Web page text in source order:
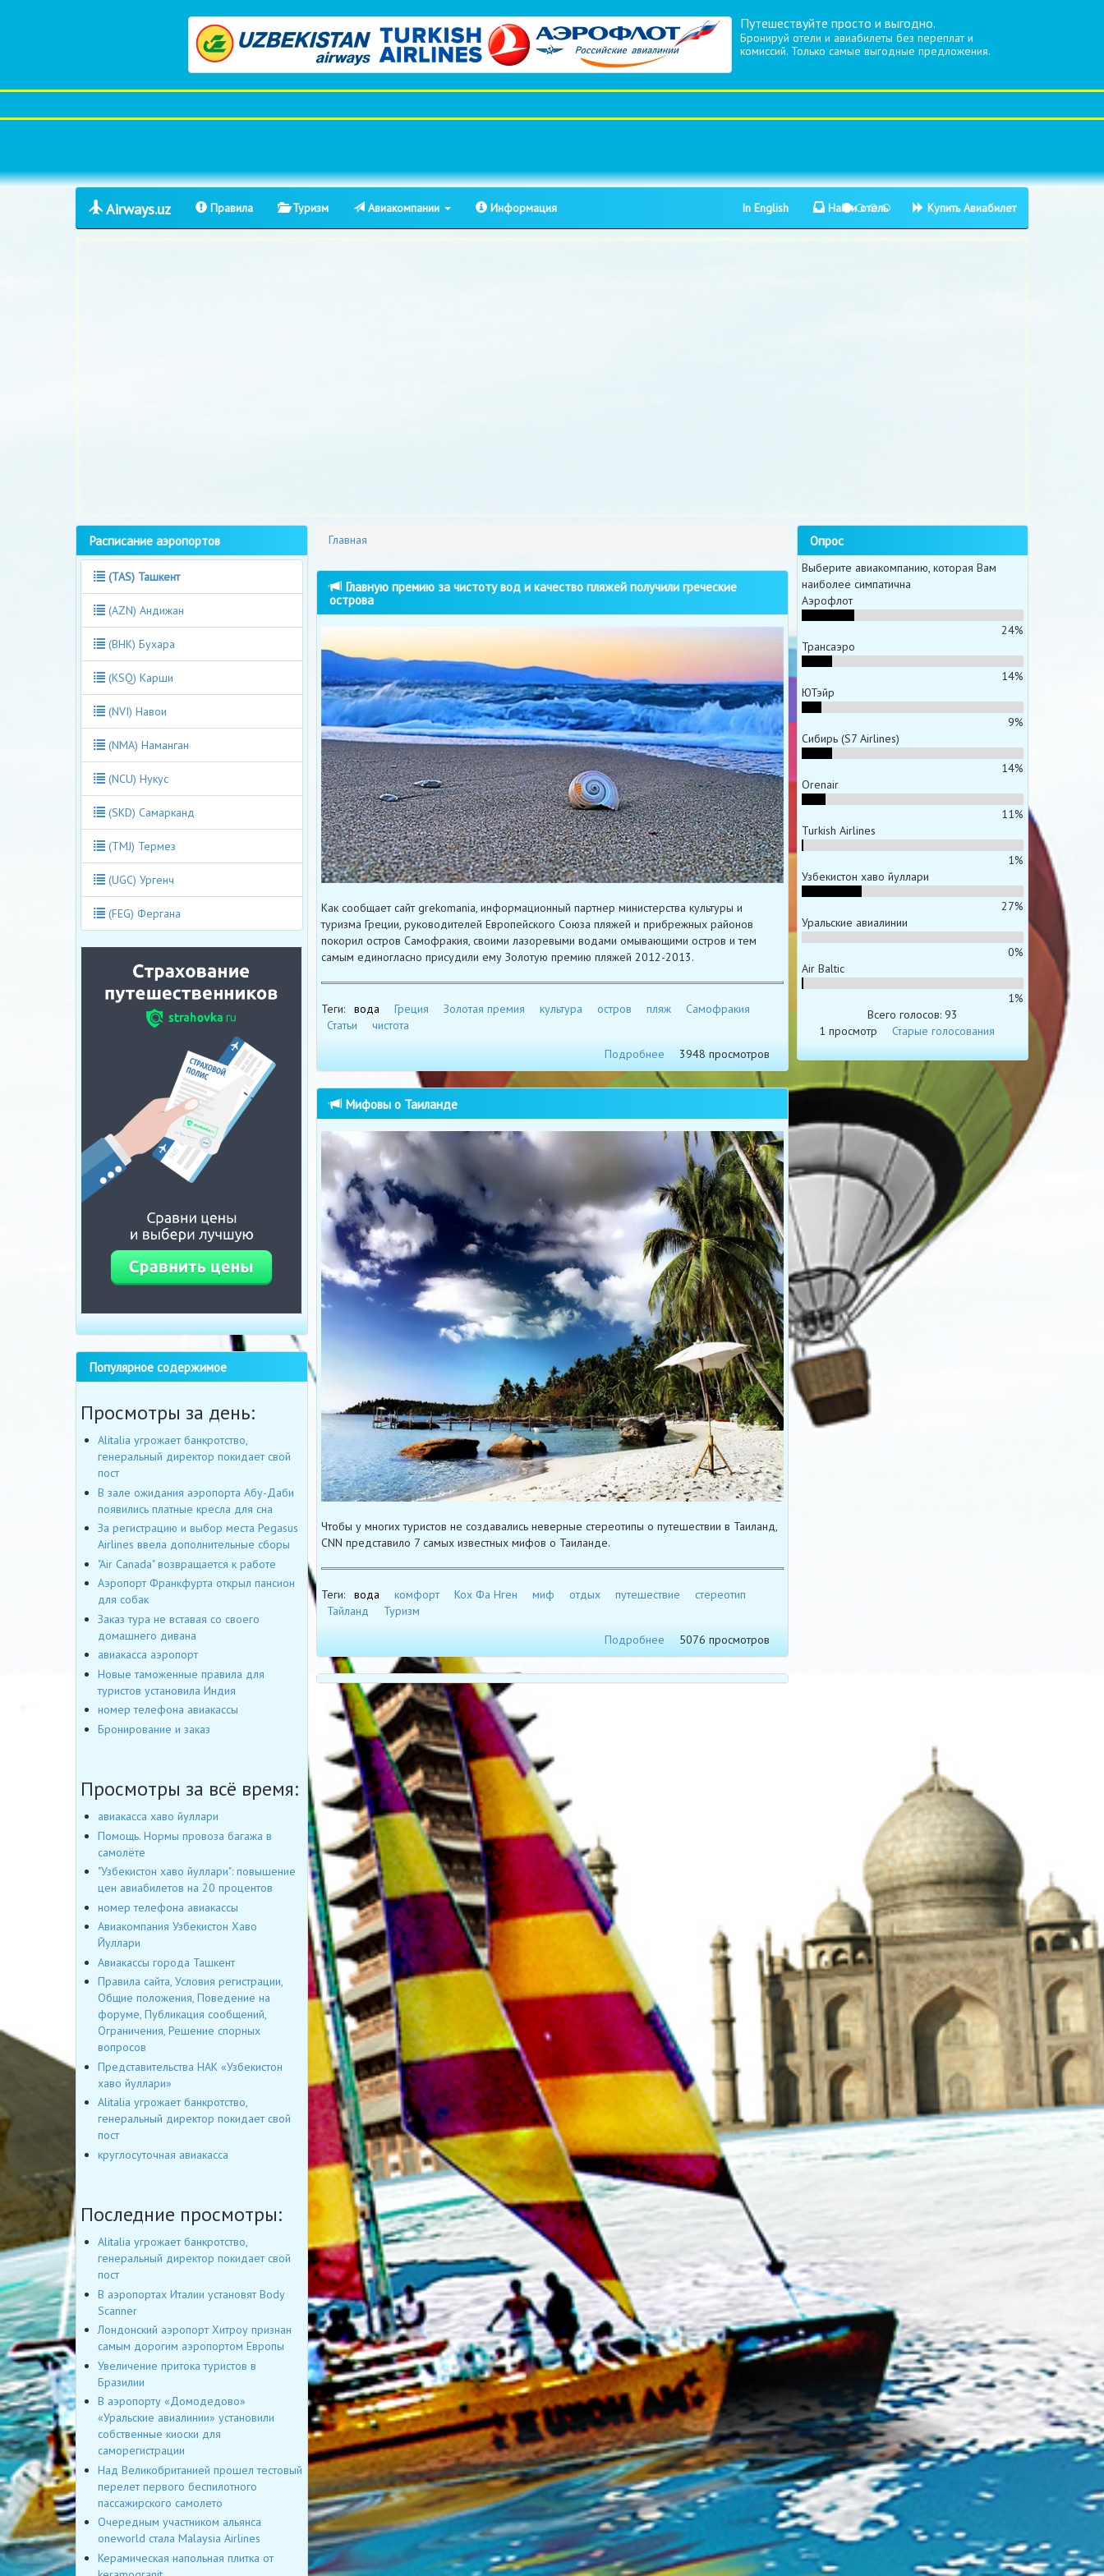
Путешествуйте просто и выгодно.
Бронируй отели и авиабилеты без переплат и
комиссий. Только самые выгодные предложения.
Airways.uz Правила Туризм Авиакомпании Информация In English Найти отель Купить Авиабилет
Главная
Главную премию за чистоту вод и качество пляжей получили греческие
острова
Как сообщает сайт grekomania, информационный партнер министерства культуры и
туризма Греции, руководителей Европейского Союза пляжей и прибрежных районов
покорил остров Самофракия, своими лазоревыми водами омывающими остров и тем
самым единогласно присудили ему Золотую премию пляжей 2012-2013.
Теги: вода Греция Золотая премия культура остров пляж
Самофракия
Статьи
чистота
Подробнее
3948 просмотров
Мифовы о Таиланде
Чтобы у многих туристов не создавались неверные стереотипы о путешествии в Таиланд,
CNN представило 7 самых известных мифов о Таиланде.
Теги: вода комфорт Кох Фа Нген миф отдых путешествие
стереотип
Тайланд
Туризм
Подробнее
5076 просмотров
Расписание аэропортов
(TAS) Ташкент
(AZN) Андижан
(BHK) Бухара
(KSQ) Карши
(NVI) Навои
(NMA) Наманган
(NCU) Нукус
(SKD) Самарканд
(TMJ) Термез
(UGC) Ургенч
(FEG) Фергана
Популярное содержимое
Просмотры за день:
Alitalia угрожает банкротство,
генеральный директор покидает свой
пост
В зале ожидания аэропорта Абу-Даби
появились платные кресла для сна
За регистрацию и выбор места Pegasus
Airlines ввела дополнительные сборы
"Air Canada" возвращается к работе
Аэропорт Франкфурта открыл пансион
для собак
Заказ тура не вставая со своего
домашнего дивана
авиакасса аэропорт
Новые таможенные правила для
туристов установила Индия
номер телефона авиакассы
Бронирование и заказ
Просмотры за всё время:
авиакасса хаво йуллари
Помощь. Нормы провоза багажа в
самолёте
"Узбекистон хаво йуллари": повышение
цен авиабилетов на 20 процентов
номер телефона авиакассы
Авиакомпания Узбекистон Хаво
Йуллари
Авиакассы города Ташкент
Правила сайта, Условия регистрации,
Общие положения, Поведение на
форуме, Публикация сообщений,
Ограничения, Решение спорных
вопросов
Представительства НАК «Узбекистон
хаво йуллари»
Alitalia угрожает банкротство,
генеральный директор покидает свой
пост
круглосуточная авиакасса
Последние просмотры:
Alitalia угрожает банкротство,
генеральный директор покидает свой
пост
В аэропортах Италии установят Body
Scanner
Лондонский аэропорт Хитроу признан
самым дорогим аэропортом Европы
Увеличение притока туристов в
Бразилии
В аэропорту «Домодедово»
«Уральские авиалинии» установили
собственные киоски для
саморегистрации
Над Великобританией прошел тестовый
перелет первого беспилотного
пассажирского самолето
Очередным участником альянса
oneworld стала Malaysia Airlines
Керамическая напольная плитка от
Опрос
Выберите авиакомпанию, которая Вам
наиболее симпатична
Аэрофлот
24%
Трансаэро
14%
ЮТэйр
9%
Сибирь (S7 Airlines)
14%
Orenair
11%
Turkish Airlines
1%
Узбекистон хаво йуллари
27%
Уральские авиалинии
0%
Air Baltic
1%
Всего голосов: 93
1 просмотр
Старые голосования